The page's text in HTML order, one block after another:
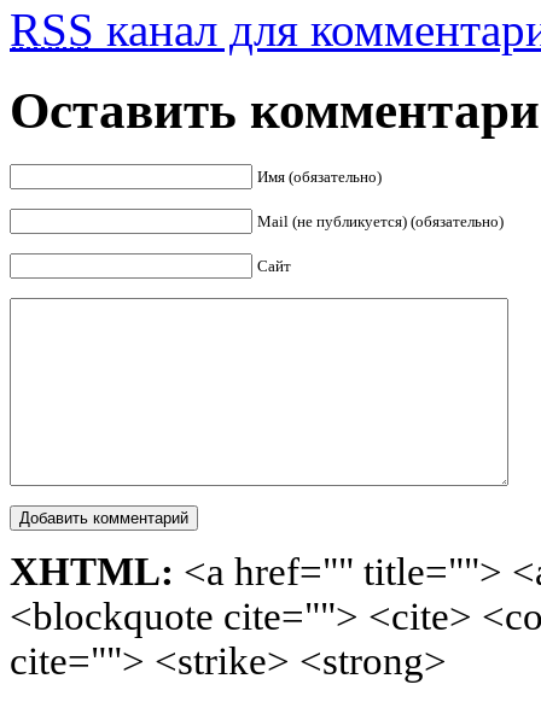
RSS канал для
Оставить
Имя (обязательно)
Mail (не публикуется) (обязательно)
Сайт
XHTML: <a href="" title="">
<blockquote cite=""> <cite>
cite=""> <strike> <strong>